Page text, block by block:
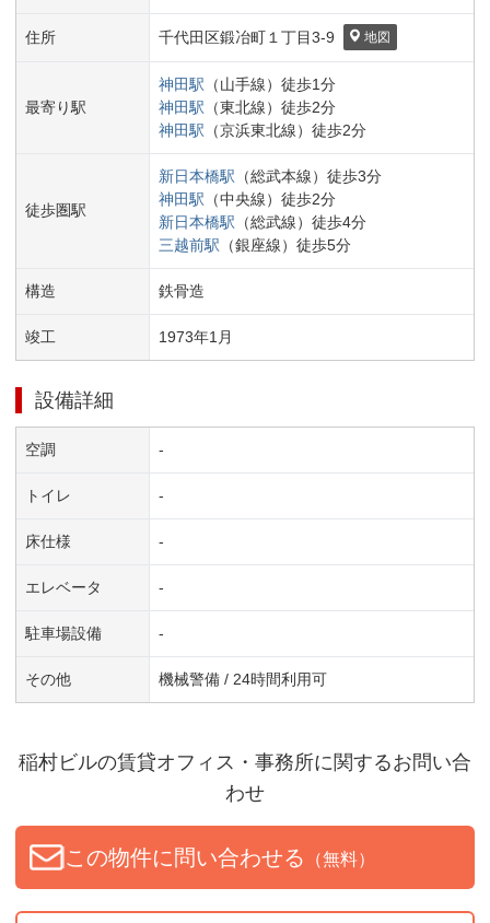
住所 千代田区鍛冶町１丁目3-9 地図
最寄り駅
神田駅 （山手線） 徒歩1分
神田駅 （東北線） 徒歩2分
神田駅 （京浜東北線） 徒歩2分
徒歩圏駅
新日本橋駅 （総武本線） 徒歩3分
神田駅 （中央線） 徒歩2分
新日本橋駅 （総武線） 徒歩4分
三越前駅 （銀座線） 徒歩5分
構造 鉄骨造
竣工 1973年1 月
設備詳細
空調 -
トイレ -
床仕様 -
エレベータ -
駐車場設備 -
その他 機械警備 / 24時間利用可
稲村ビルの賃貸オフィス・事務所に関するお問い合
わせ
この物件に問い合わせる （無料）